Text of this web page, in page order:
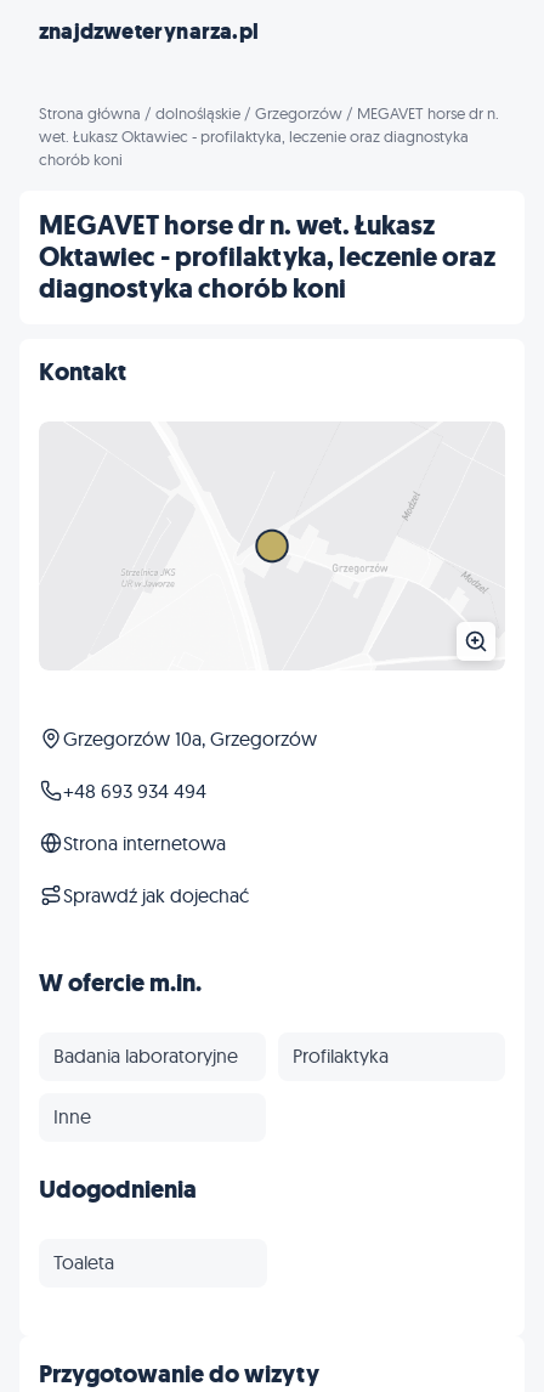
znajdzweterynarza.pl
Strona główna / dolnośląskie / Grzegorzów / MEGAVET horse dr n.
wet. Łukasz Oktawiec - profilaktyka, leczenie oraz diagnostyka
chorób koni
MEGAVET horse dr n. wet. Łukasz
Oktawiec - profilaktyka, leczenie oraz
diagnostyka chorób koni
Kontakt
Grzegorzów 10a, Grzegorzów
+48 693 934 494
Strona internetowa
Sprawdź jak dojechać
W ofercie m.in.
Badania laboratoryjne Profilaktyka
Inne
Udogodnienia
Toaleta
Przygotowanie do wizyty